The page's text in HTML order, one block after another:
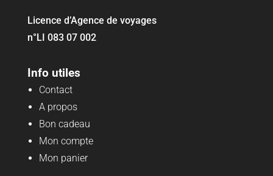
Licence d’Agence de voyages
n°LI 083 07 002
Info utiles
Contact
A propos
Bon cadeau
Mon compte
Mon panier